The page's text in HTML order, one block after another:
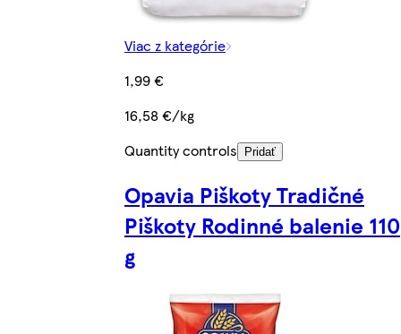
Viac z kategórie
1,99 €
16,58 €/kg
Quantity controls
Pridať
Opavia Piškoty Tradičné
Piškoty Rodinné balenie 110
g